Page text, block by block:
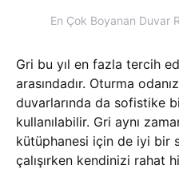
En Çok Boyanan Duvar
Gri bu yıl en fazla tercih
arasındadır. Oturma
duvarlarında da sofistike
kullanılabilir. Gri aynı
kütüphanesi için de iyi bir
çalışırken kendinizi rahat